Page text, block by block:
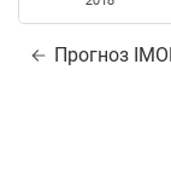
Прогноз